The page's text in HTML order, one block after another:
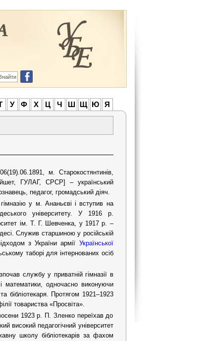
У Ф Х Ц Ч Ш Щ Ю Я
м. Старокостянтинів,
ГУЛАГ, СРСР] – український
педагог, громадський діяч.
у м. Ананьєві і вступив на
університету. У 1916 р.
ім. Т. Г. Шевченка, у 1917 р. –
Служив старшиною у російській
з України армії Української
таборі для інтернованих осіб
службу у приватній гімназії в
математики, одночасно виконуючи
бібліотекаря. Протягом 1921–1923
товариства «Просвіта».
1923 р. П. Зленко переїхав до
високий педагогічний університет
школу бібліотекарів за фахом